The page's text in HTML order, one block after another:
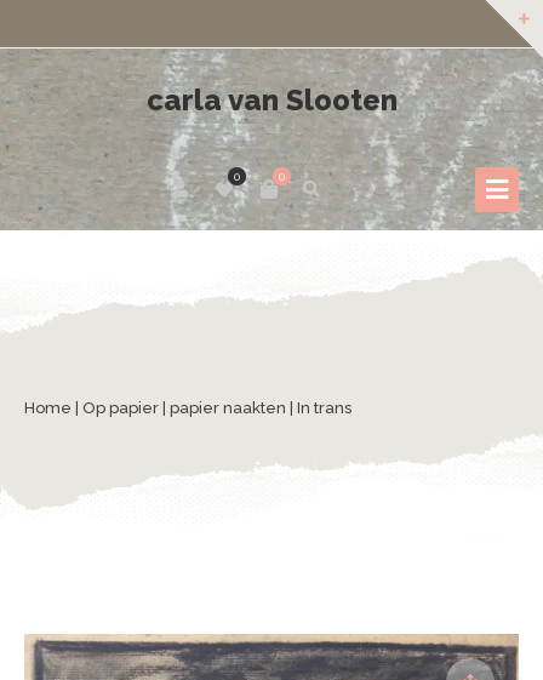
carla van Slooten
0
0
Home Op papier papier naakten | In trans